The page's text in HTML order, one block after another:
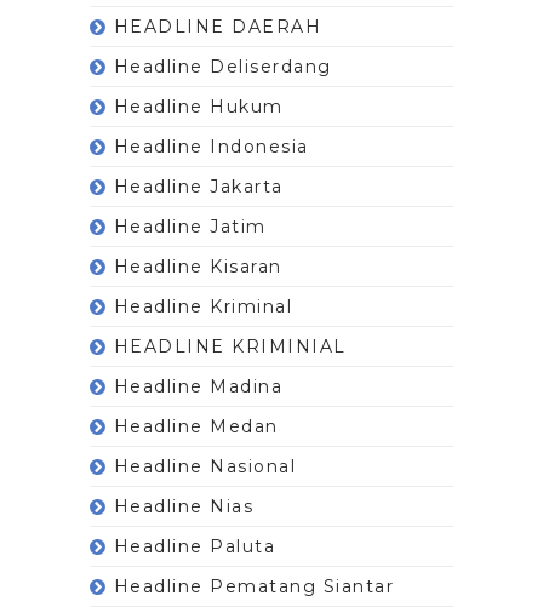
HEADLINE DAERAH
Headline Deliserdang
Headline Hukum
Headline Indonesia
Headline Jakarta
Headline Jatim
Headline Kisaran
Headline Kriminal
HEADLINE KRIMINIAL
Headline Madina
Headline Medan
Headline Nasional
Headline Nias
Headline Paluta
Headline Pematang Siantar